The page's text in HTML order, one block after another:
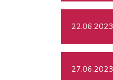
22.06.2023
27.06.2023